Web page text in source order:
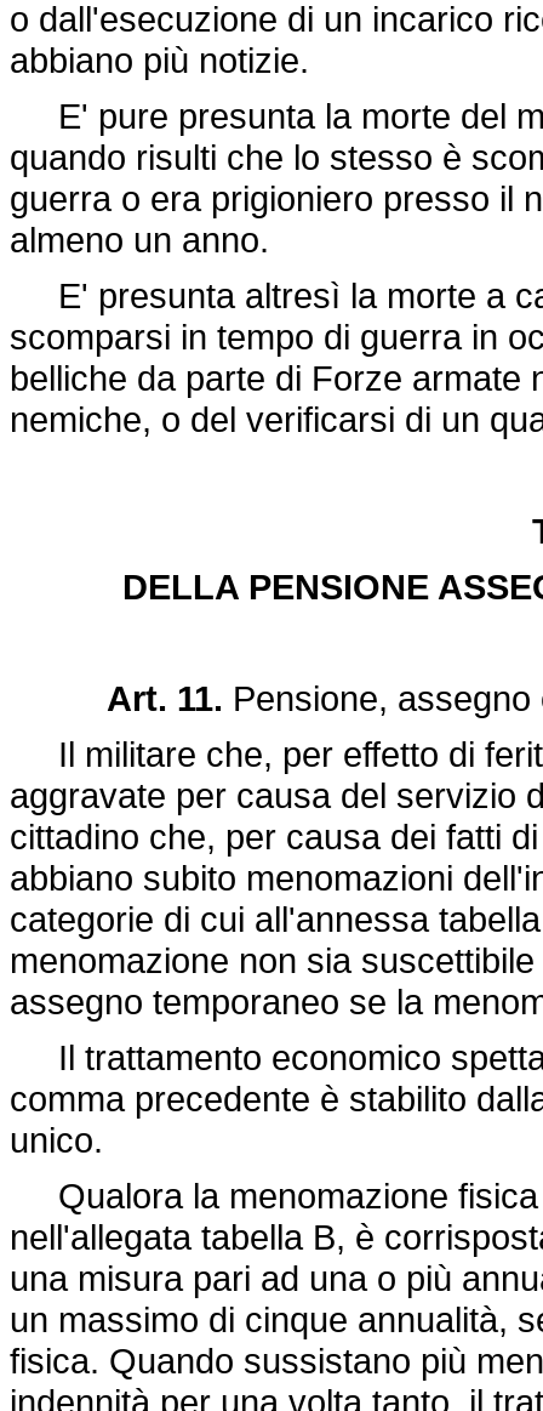
o dall'esecuzione di un incarico
abbiano più notizie.
E' pure presunta la morte del
quando risulti che lo stesso è
guerra o era prigioniero presso il
almeno un anno.
E' presunta altresì la morte a
scomparsi in tempo di guerra in
belliche da parte di Forze armate
nemiche, o del verificarsi di un
DELLA PENSIONE
Art. 11. Pensione, assegno
Il militare che, per effetto di
aggravate per causa del servizio
cittadino che, per causa dei fatti
abbiano subito menomazioni
categorie di cui all'annessa
menomazione non sia
assegno temporaneo se la
Il trattamento economico
comma precedente è stabilito
unico.
Qualora la menomazione fisica
nell'allegata tabella B, è
una misura pari ad una o più
un massimo di cinque annualità,
fisica. Quando sussistano più
indennità per una volta tanto, il